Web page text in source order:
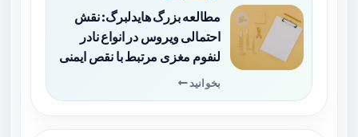
مطالعه بزرگ هایدلبرگ: نقش
احتمالی ویروس در انواع نادر
لنفوم مغزی مرتبط با نقص ایمنی
بخوانید